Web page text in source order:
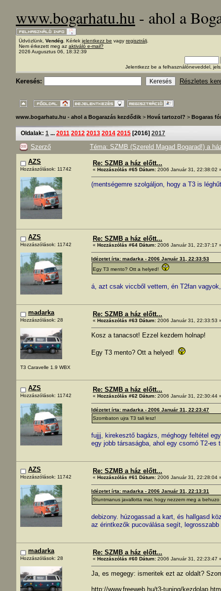
www.bogarhatu.hu - ahol a
Üdvözlünk, Vendég . Kérlek jelentkezz be vagy regisztrálj
Nem érkezett meg az aktiváló e-mail?
2026 Augusztus 06, 18:32:39
Jelentkezz be a felhasználóneveddel,
Keresés: Részletes
www.bogarhatu.hu - ahol a Bogarazás kezdődik > Hová tartozol? > Bogaras
Oldalak: 1 ... 2011 2012 2013 2014 2015 [2016] 2017
Szerző
Téma: SZMB (Szereld Magad Bogarad!) a
AZS
Hozzászólások: 11742
Re: SZMB a ház előtt...
« Hozzászólás #65 Dátum: 2006 Január 31, 22:38:02
(mentségemre szolgáljon, hogy a T3 is
AZS
Hozzászólások: 11742
Re: SZMB a ház előtt...
« Hozzászólás #64 Dátum: 2006 Január 31, 22:37:17
Idézetet írta: madarka - 2006 Január 31, 22:33:53
Egy T3 mento? Ott a helyed!
á, azt csak viccből vettem, én T2fan
madarka
Hozzászólások: 28
T3 Caravelle 1.9 WBX
Re: SZMB a ház előtt...
« Hozzászólás #63 Dátum: 2006 Január 31, 22:33:53
Kosz a tanacsot! Ezzel kezdem holnap!
Egy T3 mento? Ott a helyed!
AZS
Hozzászólások: 11742
Re: SZMB a ház előtt...
« Hozzászólás #62 Dátum: 2006 Január 31, 22:30:44
Idézetet írta: madarka - 2006 Január 31, 22:23:47
Szombaton ujra T3 tali lesz!
fujjj, kirekesztő bagázs, méghogy feltétel
egy jobb társaságba, ahol egy csomó T2-es
AZS
Hozzászólások: 11742
Re: SZMB a ház előtt...
« Hozzászólás #61 Dátum: 2006 Január 31, 22:28:04
Idézetet írta: madarka - 2006 Január 31, 22:13:31
Stuntmanus javallotta mar, hogy nezzem meg a
debizony. húzogassad a kart, és hallgasd
az érintkezők pucoválása segít,
madarka
Hozzászólások: 28
Re: SZMB a ház előtt...
« Hozzászólás #60 Dátum: 2006 Január 31, 22:23:47
Ja, es megegy: ismeritek ezt az oldalt?
http://www.freeweb.hu/t3-tuning/